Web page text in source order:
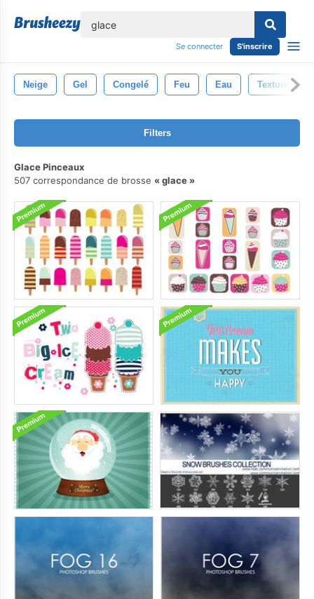
Se connecter S'inscrire
Neige Gel Congelé Feu Eau Texture
Filters
Glace Pinceaux
507 correspondance de brosse
glace